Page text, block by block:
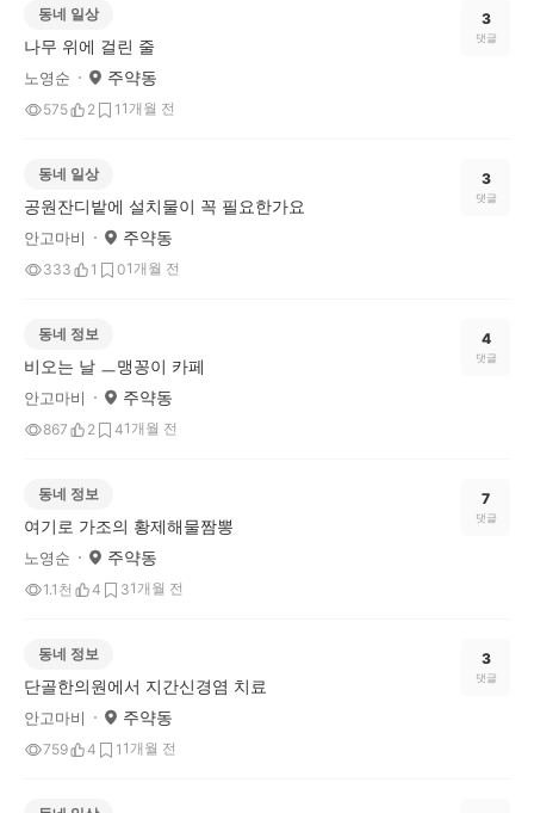
동네 일상
나무 위에 걸린 줄
노영순 주약동
575 2 1 1개월 전
3
댓글
동네 일상
공원잔디밭에 설치물이 꼭 필요한가요
안고마비 주약동
333 1 01개월 전
3
댓글
동네 정보
비오는 날 ㅡ맹꽁이 카페
안고마비 주약동
867 2 41개월 전
4
댓글
동네 정보
여기로 가조의 황제해물짬뽕
노영순 주약동
1.1천 4 31개월 전
7
댓글
동네 정보
단골한의원에서 지간신경염 치료
안고마비 주약동
759 4 1 1개월 전
3
댓글